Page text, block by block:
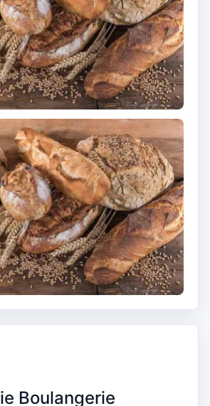
Boulangerie